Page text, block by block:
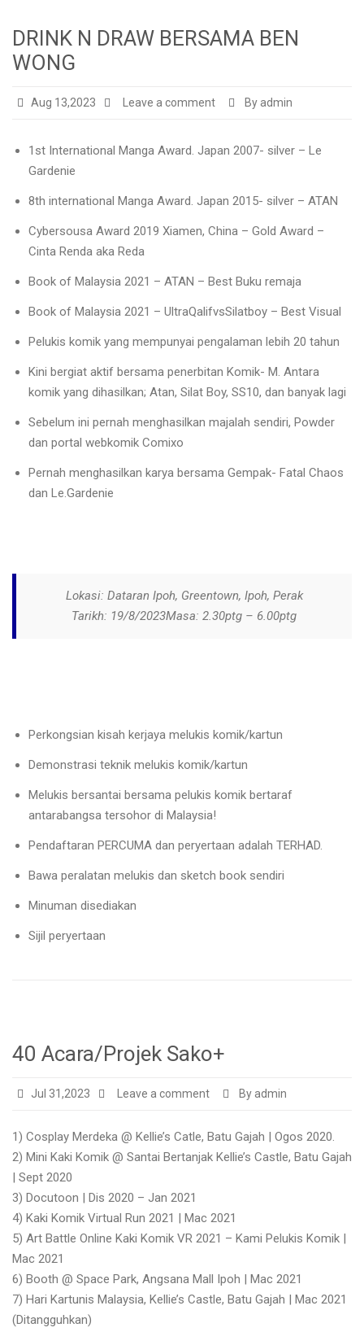
DRINK N DRAW BERSAMA BEN
WONG
Aug 13,2023 Leave a comment By admin
1st International Manga Award. Japan 2007- silver – Le
Gardenie
8th international Manga Award. Japan 2015- silver – ATAN
Cybersousa Award 2019 Xiamen, China – Gold Award –
Cinta Renda aka Reda
Book of Malaysia 2021 – ATAN – Best Buku remaja
Book of Malaysia 2021 – UltraQalifvsSilatboy – Best Visual
Pelukis komik yang mempunyai pengalaman lebih 20 tahun
Kini bergiat aktif bersama penerbitan Komik- M. Antara
komik yang dihasilkan; Atan, Silat Boy, SS10, dan banyak lagi
Sebelum ini pernah menghasilkan majalah sendiri, Powder
dan portal webkomik Comixo
Pernah menghasilkan karya bersama Gempak- Fatal Chaos
dan Le.Gardenie
Lokasi: Dataran Ipoh, Greentown, Ipoh, Perak
Tarikh: 19/8/2023Masa: 2.30ptg – 6.00ptg
Perkongsian kisah kerjaya melukis komik/kartun
Demonstrasi teknik melukis komik/kartun
Melukis bersantai bersama pelukis komik bertaraf
antarabangsa tersohor di Malaysia!
Pendaftaran PERCUMA dan peryertaan adalah TERHAD.
Bawa peralatan melukis dan sketch book sendiri
Minuman disediakan
Sijil peryertaan
40 Acara/Projek Sako+
Jul 31,2023 Leave a comment By admin
1) Cosplay Merdeka @ Kellie’s Catle, Batu Gajah | Ogos 2020.
2) Mini Kaki Komik @ Santai Bertanjak Kellie’s Castle, Batu Gajah
| Sept 2020
3) Docutoon | Dis 2020 – Jan 2021
4) Kaki Komik Virtual Run 2021 | Mac 2021
5) Art Battle Online Kaki Komik VR 2021 – Kami Pelukis Komik |
Mac 2021
6) Booth @ Space Park, Angsana Mall Ipoh | Mac 2021
7) Hari Kartunis Malaysia, Kellie’s Castle, Batu Gajah | Mac 2021
(Ditangguhkan)